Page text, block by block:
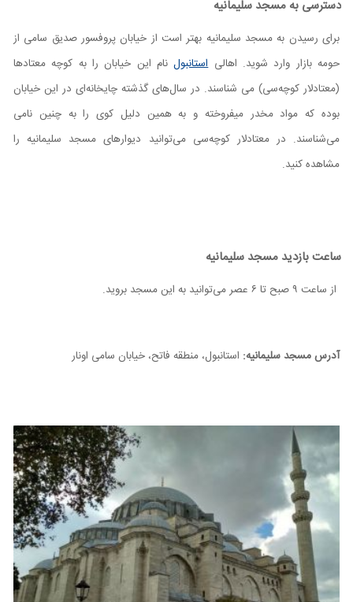
دسترسی به مسجد سلیمانیه
برای رسیدن به مسجد سلیمانیه بهتر است از خیابان پروفسور صدیق سامی از
حومه بازار وارد شوید. اهالیاستانبولنام این خیابان را به کوچه معتاد‌ها
(معتادلار کوچه‌سی) می شناسند. در سال‌های گذشته چایخانه‌ای در این خیابان
بوده که مواد مخدر میفروخته و به همین دلیل کوی را به چنین نامی
می‌شناسند. در معتادلار کوچه‌سی می‌توانید دیوار‌های مسجد سلیمانیه را
مشاهده کنید.
ساعت بازدید مسجد سلیمانیه
از ساعت ۹ صبح تا ۶ عصر می‌توانید به این مسجد بروید.
آدرس مسجد سلیمانیه: استانبول، منطقه فاتح، خیابان سامی اونار